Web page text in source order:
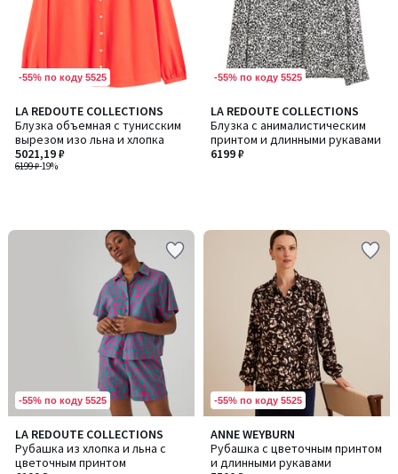
-55% по коду 5525
LA REDOUTE COLLECTIONS
Блузка объемная с тунисским
вырезом изо льна и хлопка
6199 ₽-19%
5021,19 ₽
-55% по коду 5525
LA REDOUTE COLLECTIONS
Блузка с анималистическим
принтом и длинными рукавами
6199 ₽
-55% по коду 5525
LA REDOUTE COLLECTIONS
Рубашка из хлопка и льна с
цветочным принтом
4,7
/ 5
-55% по коду 5525
ANNE WEYBURN
Рубашка с цветочным принтом
и длинными рукавами